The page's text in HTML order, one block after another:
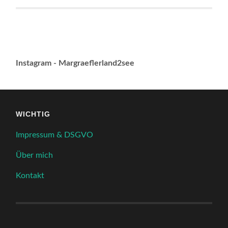
Instagram - Margraeflerland2see
WICHTIG
Impressum & DSGVO
Über mich
Kontakt